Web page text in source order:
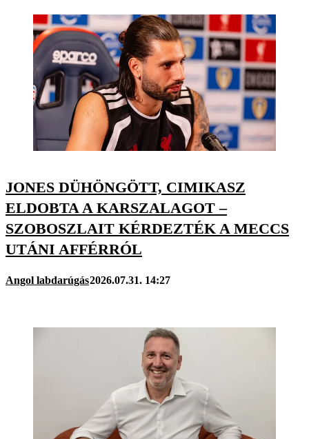
JONES DÜHÖNGÖTT, CIMIKASZ
ELDOBTA A KARSZALAGOT –
SZOBOSZLAIT KÉRDEZTÉK A MECCS
UTÁNI AFFÉRRÓL
Angol labdarúgás2026.07.31. 14:27